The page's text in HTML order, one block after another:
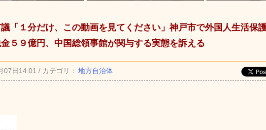
「１分だけ、この動画を見てください」神戸市で外国人生活保
５９億円、中国総領事館が関与する実態を訴える
07日14:01 / カテゴリ： 地方自治体